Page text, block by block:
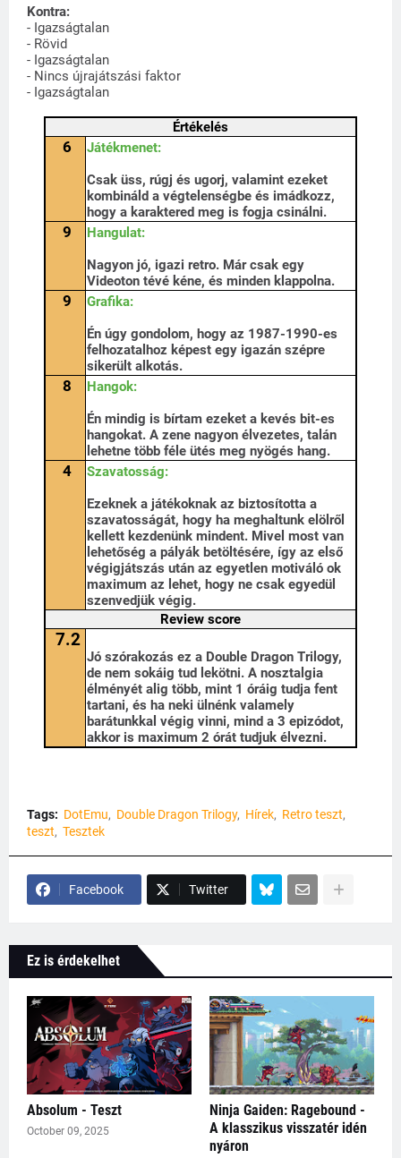
Kontra:
- Igazságtalan
- Rövid
- Igazságtalan
- Nincs újrajátszási faktor
- Igazságtalan
Értékelés
6
Játékmenet:
Csak üss, rúgj és ugorj, valamint ezeket
kombináld a végtelenségbe és imádkozz,
hogy a karaktered meg is fogja csinálni.
9
Hangulat:
Nagyon jó, igazi retro. Már csak egy
Videoton tévé kéne, és minden klappolna.
9
Grafika:
Én úgy gondolom, hogy az 1987-1990-es
felhozatalhoz képest egy igazán szépre
sikerült alkotás.
8
Hangok:
Én mindig is bírtam ezeket a kevés bit-es
hangokat. A zene nagyon élvezetes, talán
lehetne több féle ütés meg nyögés hang.
4
Szavatosság:
Ezeknek a játékoknak az biztosította a
szavatosságát, hogy ha meghaltunk elölről
kellett kezdenünk mindent. Mivel most van
lehetőség a pályák betöltésére, így az első
végigjátszás után az egyetlen motiváló ok
maximum az lehet, hogy ne csak egyedül
szenvedjük végig.
Review score
7.2
Jó szórakozás ez a Double Dragon Trilogy,
de nem sokáig tud lekötni. A nosztalgia
élményét alig több, mint 1 óráig tudja fent
tartani, és ha neki ülnénk valamely
barátunkkal végig vinni, mind a 3 epizódot,
akkor is maximum 2 órát tudjuk élvezni.
Tags: DotEmu Double Dragon Trilogy Hírek
Retro teszt
teszt
Tesztek
Facebook Twitter
Ez is érdekelhet
Absolum - Teszt
October 09, 2025
Ninja Gaiden: Ragebound -
A klasszikus visszatér idén
nyáron